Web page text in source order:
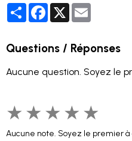
PartagerFacebook
X
Questions / Réponses
Aucune question. Soyez le
★ ★ ★ ★ ★
Aucune note. Soyez le premier